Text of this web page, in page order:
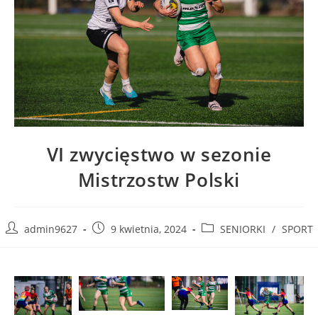
VI zwycięstwo w sezonie
Mistrzostw Polski
admin9627 9 kwietnia, 2024 SENIORKI / SPORT